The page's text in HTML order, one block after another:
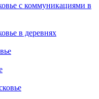
с коммуникациями в
в деревнях